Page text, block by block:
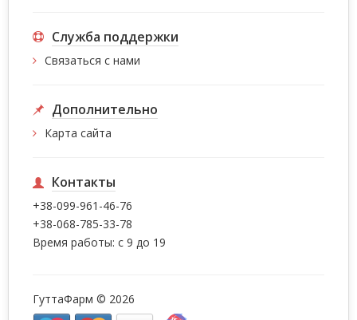
Служба поддержки
Связаться с нами
Дополнительно
Карта сайта
Контакты
+38-099-961-46-76
+38-068-785-33-78
Время работы: с 9 до 19
ГуттаФарм © 2026